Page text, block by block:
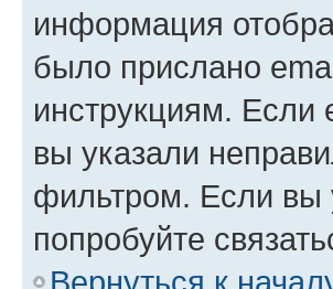
информация
было прислано
инструкциям. Если
вы указали
фильтром. Если вы
попробуйте
Вернуться к